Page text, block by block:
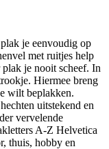
je eenvoudig op
met ruitjes help
plak je nooit scheef. In
Hiermee breng
wilt beplakken.
uitstekend en
vervelende
A-Z Helvetica
thuis, hobby en